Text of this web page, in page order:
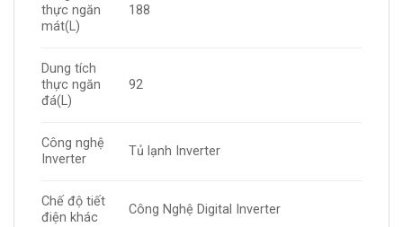
thực ngăn
mát(L)
188
Dung tích
thực ngăn
đá(L)
92
Công nghệ
Inverter
Tủ lạnh Inverter
Chế độ tiết
điện khác
Công Nghệ Digital Inverter